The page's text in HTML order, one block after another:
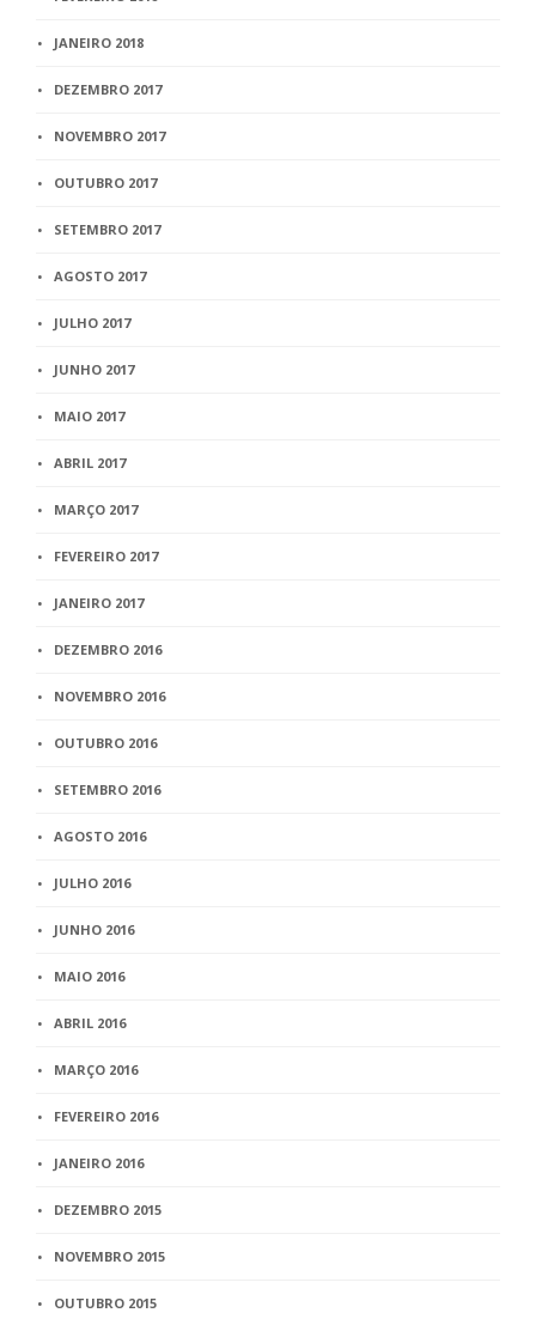
JANEIRO 2018
DEZEMBRO 2017
NOVEMBRO 2017
OUTUBRO 2017
SETEMBRO 2017
AGOSTO 2017
JULHO 2017
JUNHO 2017
MAIO 2017
ABRIL 2017
MARÇO 2017
FEVEREIRO 2017
JANEIRO 2017
DEZEMBRO 2016
NOVEMBRO 2016
OUTUBRO 2016
SETEMBRO 2016
AGOSTO 2016
JULHO 2016
JUNHO 2016
MAIO 2016
ABRIL 2016
MARÇO 2016
FEVEREIRO 2016
JANEIRO 2016
DEZEMBRO 2015
NOVEMBRO 2015
OUTUBRO 2015